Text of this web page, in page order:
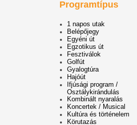
Programtípus
1 napos utak
Belépőjegy
Egyéni út
Egzotikus út
Fesztiválok
Golfút
Gyalogtúra
Hajóút
Ifjúsági program /
Osztálykirándulás
Kombinált nyaralás
Koncertek / Musical
Kultúra és történelem
Körutazás